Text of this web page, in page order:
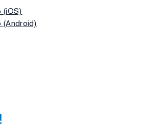
(iOS)
(Android)